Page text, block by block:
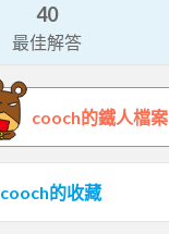
40
最佳解答
cooch的鐵人檔案
cooch的收藏